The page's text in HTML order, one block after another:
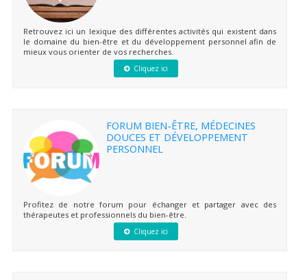
Retrouvez ici un lexique des différentes activités qui existent dans
le domaine du bien-être et du développement personnel afin de
mieux vous orienter de vos recherches.
Cliquez ici
FORUM BIEN-ÊTRE, MÉDECINES
DOUCES ET DÉVELOPPEMENT
PERSONNEL
Profitez de notre forum pour échanger et partager avec des
thérapeutes et professionnels du bien-être.
Cliquez ici